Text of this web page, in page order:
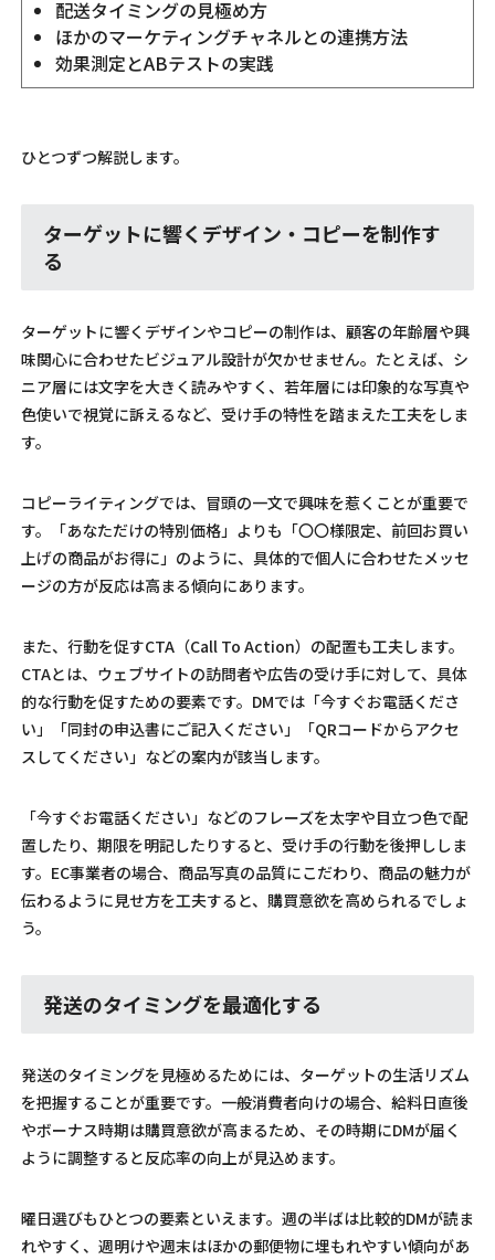
配送タイミングの見極め方
ほかのマーケティングチャネルとの連携方法
効果測定とABテストの実践
ひとつずつ解説します。
ターゲットに響くデザイン・コピーを制作す
る
ターゲットに響くデザインやコピーの制作は、顧客の年齢層や興
味関心に合わせたビジュアル設計が欠かせません。たとえば、シ
ニア層には文字を大きく読みやすく、若年層には印象的な写真や
色使いで視覚に訴えるなど、受け手の特性を踏まえた工夫をしま
す。
コピーライティングでは、冒頭の一文で興味を惹くことが重要で
す。「あなただけの特別価格」よりも「〇〇様限定、前回お買い
上げの商品がお得に」のように、具体的で個人に合わせたメッセ
ージの方が反応は高まる傾向にあります。
また、行動を促すCTA（Call To Action）の配置も工夫します。
CTAとは、ウェブサイトの訪問者や広告の受け手に対して、具体
的な行動を促すための要素です。DMでは「今すぐお電話くださ
い」「同封の申込書にご記入ください」「QRコードからアクセ
スしてください」などの案内が該当します。
「今すぐお電話ください」などのフレーズを太字や目立つ色で配
置したり、期限を明記したりすると、受け手の行動を後押ししま
す。EC事業者の場合、商品写真の品質にこだわり、商品の魅力が
伝わるように見せ方を工夫すると、購買意欲を高められるでしょ
う。
発送のタイミングを最適化する
発送のタイミングを見極めるためには、ターゲットの生活リズム
を把握することが重要です。一般消費者向けの場合、給料日直後
やボーナス時期は購買意欲が高まるため、その時期にDMが届く
ように調整すると反応率の向上が見込めます。
曜日選びもひとつの要素といえます。週の半ばは比較的DMが読ま
れやすく、週明けや週末はほかの郵便物に埋もれやすい傾向があ